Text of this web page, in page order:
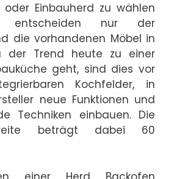
Einbauherd zu wählen
entscheiden nur der
die vorhandenen Möbel in
der Trend heute zu einer
geht, sind dies vor
Kochfelder, in
neue Funktionen und
Techniken einbauen. Die
beträgt dabei 60